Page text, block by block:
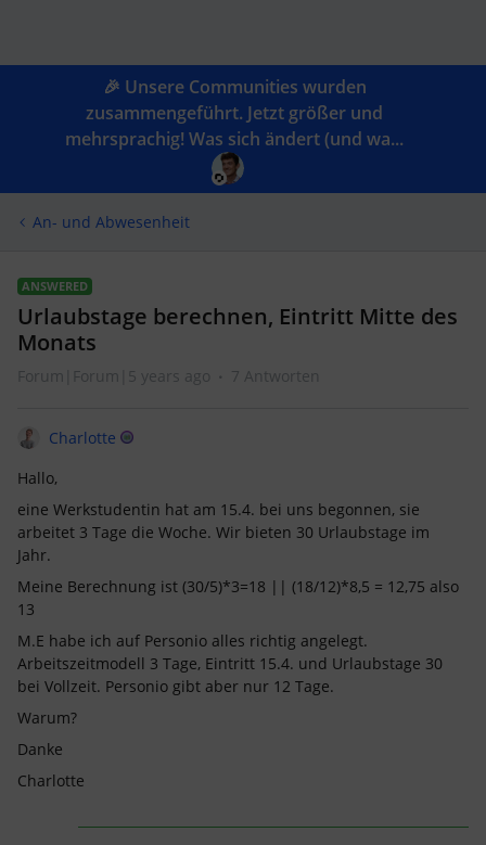
🎉 Unsere Communities wurden
zusammengeführt. Jetzt größer und
mehrsprachig! Was sich ändert (und wa...
An- und Abwesenheit
ANSWERED
Urlaubstage berechnen, Eintritt Mitte des
Monats
Forum|Forum|5 years ago 7 Antworten
Charlotte
Hallo,
eine Werkstudentin hat am 15.4. bei uns begonnen, sie
arbeitet 3 Tage die Woche. Wir bieten 30 Urlaubstage im
Jahr.
Meine Berechnung ist (30/5)*3=18 || (18/12)*8,5 = 12,75 also
13
M.E habe ich auf Personio alles richtig angelegt.
Arbeitszeitmodell 3 Tage, Eintritt 15.4. und Urlaubstage 30
bei Vollzeit. Personio gibt aber nur 12 Tage.
Warum?
Danke
Charlotte